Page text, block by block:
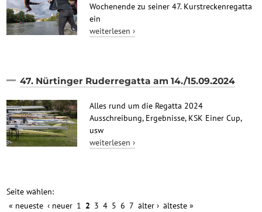
Wochenende zu seiner 47. Kurstreckenregatta
ein
weiterlesen ›
47. Nürtinger Ruderregatta am 14./15.09.2024
Alles rund um die Regatta 2024
Ausschreibung, Ergebnisse, KSK Einer Cup,
usw
weiterlesen ›
Seite wählen:
« neueste ‹ neuer 1 2 3 4 5 6 7 älter › älteste »